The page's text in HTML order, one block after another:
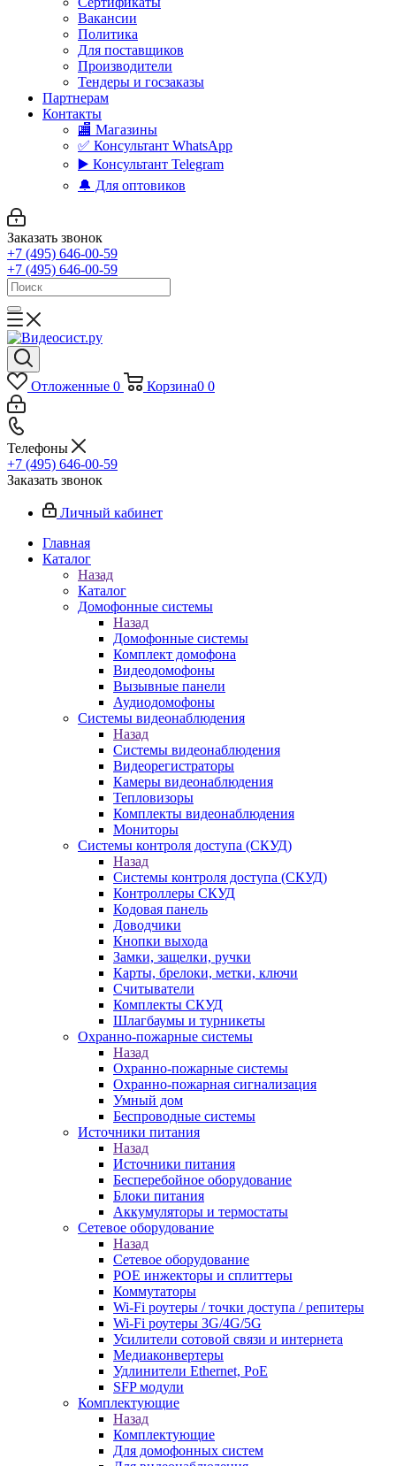
Вакансии
Политика
Для поставщиков
Производители
Тендеры и госзаказы
Партнерам
Контакты
🏬 Магазины
✅️ Консультант WhatsApp
▶️ Консультант Telegram
🔔 Для оптовиков
Заказать звонок
+7 (495) 646-00-59
+7 (495) 646-00-59
Отложенные 0 Корзина0 0
Телефоны
+7 (495) 646-00-59
Заказать звонок
Личный кабинет
Главная
Каталог
Назад
Каталог
Домофонные системы
Назад
Домофонные системы
Комплект домофона
Видеодомофоны
Вызывные панели
Аудиодомофоны
Системы видеонаблюдения
Назад
Системы видеонаблюдения
Видеорегистраторы
Камеры видеонаблюдения
Тепловизоры
Комплекты видеонаблюдения
Мониторы
Системы контроля доступа (СКУД)
Назад
Системы контроля доступа (СКУД)
Контроллеры СКУД
Кодовая панель
Доводчики
Кнопки выхода
Замки, защелки, ручки
Карты, брелоки, метки, ключи
Считыватели
Комплекты СКУД
Шлагбаумы и турникеты
Охранно-пожарные системы
Назад
Охранно-пожарные системы
Охранно-пожарная сигнализация
Умный дом
Беспроводные системы
Источники питания
Назад
Источники питания
Бесперебойное оборудование
Блоки питания
Аккумуляторы и термостаты
Сетевое оборудование
Назад
Сетевое оборудование
POE инжекторы и сплиттеры
Коммутаторы
Wi-Fi роутеры / точки доступа / репитеры
Wi-Fi роутеры 3G/4G/5G
Усилители сотовой связи и интернета
Медиаконвертеры
Удлинители Ethernet, PoE
SFP модули
Комплектующие
Назад
Комплектующие
Для домофонных систем